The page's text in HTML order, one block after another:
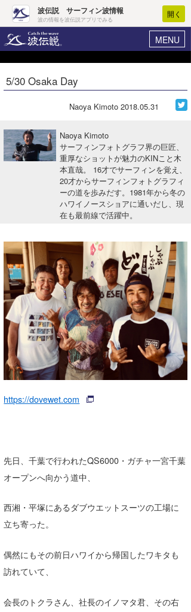
波伝説 サーフィン波情報
波の情報を波伝説アプリでみる
開く
MENU
ヘルプ マイホーム
ログイン
波情報･概況
WAVE HUNTER波予想ツール
会員メニュー
今月のプレゼント
5/30 Osaka Day
Naoya Kimoto 2018.05.31
Naoya Kimoto
サーフィンフォトグラフ界の巨匠、
重厚なショットが魅力のKINこと木
本直哉。 16才でサーフィンを覚え、
20才からサーフィンフォトグラフィ
ーの道を歩みだす。1981年から冬の
ハワイノースショアに通いだし、現
在も最前線で活躍中。
https://dovewet.com
先日、千葉で行われたQS6000・ガチャ一宮千葉
オープンへ向かう道中、
西湘・平塚にあるダブウエットスーツの工場に
立ち寄った。
偶然にもその前日ハワイから帰国したワキタも
訪れていて、
会長のトクラさん、社長のイノマタ君、その右
Core Surf Japan
ファッション/グッズ
アート＆エンタメ
ショップ情報
湘南
千葉北
伊豆
千葉南
大阪
四国
ウラナミ
お知らせ
その他
ルール＆How to
VOTE!
サーファーズ
ライター/寄稿メディア
Core Surf Japan
Naoya Kimoto
mitsuteru Kamio
メディア
SURFMEDIA
波伝説アンバサダー/プロライダー